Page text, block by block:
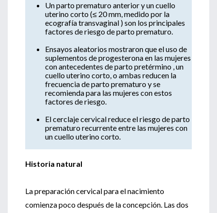
Un parto prematuro anterior y un cuello
uterino corto (≤ 20 mm, medido por la
ecografía transvaginal ) son los principales
factores de riesgo de parto prematuro.
Ensayos aleatorios mostraron que el uso de
suplementos de progesterona en las mujeres
con antecedentes de parto pretérmino , un
cuello uterino corto, o ambas reducen la
frecuencia de parto prematuro y se
recomienda para las mujeres con estos
factores de riesgo.
El cerclaje cervical reduce el riesgo de parto
prematuro recurrente entre las mujeres con
un cuello uterino corto.
Historia natural
La preparación cervical para el nacimiento
comienza poco después de la concepción. Las dos